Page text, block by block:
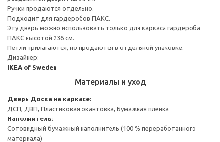
Ручки продаются отдельно.
Подходит для гардеробов ПАКС.
Эту дверь можно использовать только для каркаса гардероба
ПАКС высотой 236 см.
Петли прилагаются, но продаются в отдельной упаковке.
Дизайнер:
IKEA of Sweden
Материалы и уход
Дверь Доска на каркасе:
ДСП, ДВП, Пластиковая окантовка, Бумажная пленка
Наполнитель:
Сотовидный бумажный наполнитель (100 % переработанного
материала)